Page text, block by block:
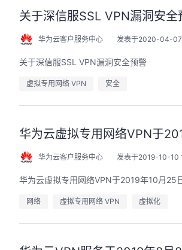
关于深信服SSL VPN漏洞安全
华为云客户服务中心 发表于2020-04-
关于深信服SSL VPN漏洞安全预警
虚拟专用网络 VPN 安全
华为云虚拟专用网络VPN于
华为云客户服务中心 发表于2019-10-10
华为云虚拟专用网络VPN于2019年10月
网络 虚拟专用网络 VPN 虚拟化